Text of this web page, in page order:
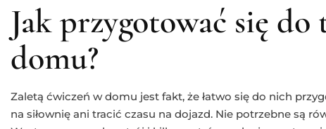
Jak przygotować się
domu?
Zaletą ćwiczeń w domu jest fakt, że łatwo się do nich
na siłownię ani tracić czasu na dojazd. Nie potrzebne są